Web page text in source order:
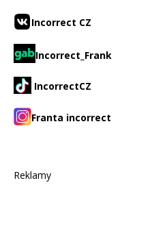
Incorrect CZ
Incorrect_Frank
IncorrectCZ
Franta incorrect
Reklamy